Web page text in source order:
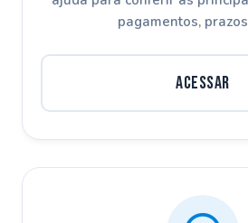
pagamentos,
Acessar